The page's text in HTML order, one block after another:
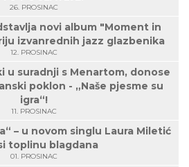
26. PROSINAC
novi album "Moment in
izvanrednih jazz glazbenika
12. PROSINAC
u suradnji s Menartom, donose
poklon - „Naše pjesme su
igra“!
11. PROSINAC
– u novom singlu Laura Miletić
toplinu blagdana
01. PROSINAC